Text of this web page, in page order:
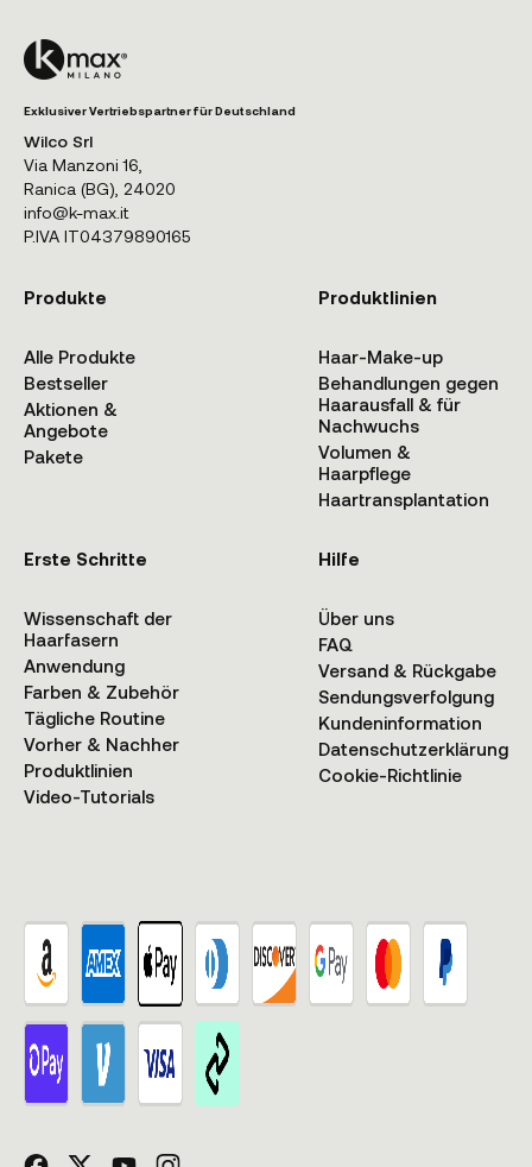
Exklusiver Vertriebspartner für Deutschland
Wilco Srl
Via Manzoni 16,
Ranica (BG), 24020
info@k-max.it
P.IVA IT04379890165
Produkte
Alle Produkte
Bestseller
Aktionen &
Angebote
Pakete
Produktlinien
Haar-Make-up
Behandlungen gegen
Haarausfall & für
Nachwuchs
Volumen &
Haarpflege
Haartransplantation
Erste Schritte
Wissenschaft der
Haarfasern
Anwendung
Farben & Zubehör
Tägliche Routine
Vorher & Nachher
Produktlinien
Video-Tutorials
Hilfe
Über uns
FAQ
Versand & Rückgabe
Sendungsverfolgung
Kundeninformation
Datenschutzerklärung
Cookie-Richtlinie